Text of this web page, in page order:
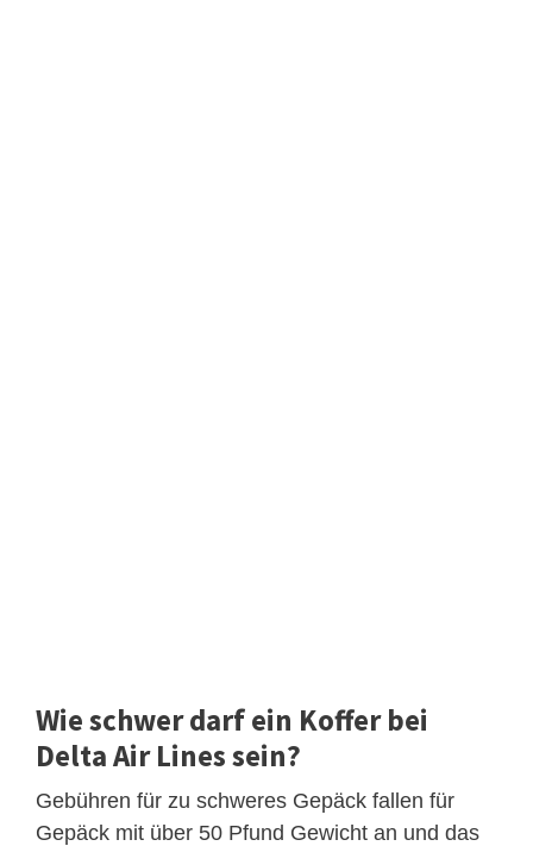
Wie schwer darf ein Koffer bei
Delta Air Lines sein?
Gebühren für zu schweres Gepäck fallen für
Gepäck mit über 50 Pfund Gewicht an und das